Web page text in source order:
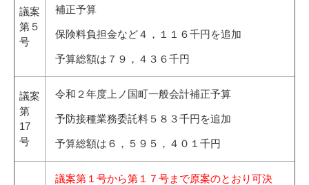
議案
第５
号
補正予算
保険料負担金など４，１１６千円を追加
予算総額は７９，４３６千円
議案
第
17
号
令和２年度上ノ国町一般会計補正予算
予防接種業務委託料５８３千円を追加
予算総額は６，５９５，４０１千円
議案第１号から第１７号まで原案のとおり可決